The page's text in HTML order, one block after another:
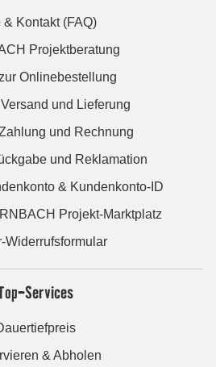
& Kontakt (FAQ)
Projektberatung
Onlinebestellung
und Lieferung
und Rechnung
und Reklamation
& Kundenkonto-ID
Projekt-Marktplatz
Widerrufsformular
Services
& Abholen